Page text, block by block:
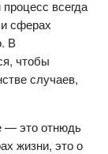
всегда
сферах
В
чтобы
случаев,
— это отнюдь
жизни, это о